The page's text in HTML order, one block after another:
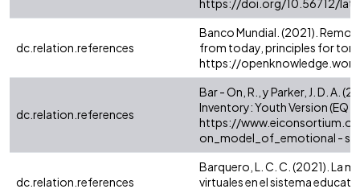
https://doi.org/10.56712/
dc.relation.references
Banco Mundial. (2021).
from today, principles for
https://
dc.relation.references
Bar - On, R., y Parker, J. D. A.
Inventory: Youth Version (EQ -
https://
on_model_of_emotional -
dc.relation.references
Barquero, L. C. C. (2021). La
virtuales en el sistema